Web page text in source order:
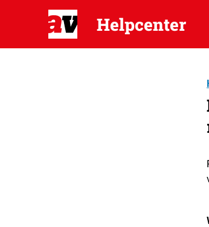
Helpcenter